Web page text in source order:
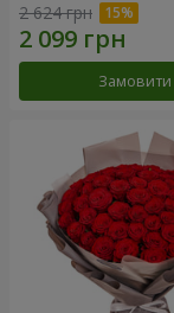
2 624 грн
Замовити